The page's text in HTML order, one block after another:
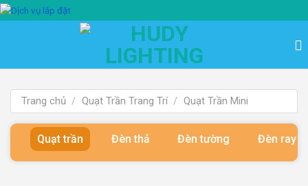
Bỏ
dung
Trang chủ / Quạt Trần Trang Trí / Quạt Trần Mini
Quạt trần Đèn thả Đèn tường Đèn ray